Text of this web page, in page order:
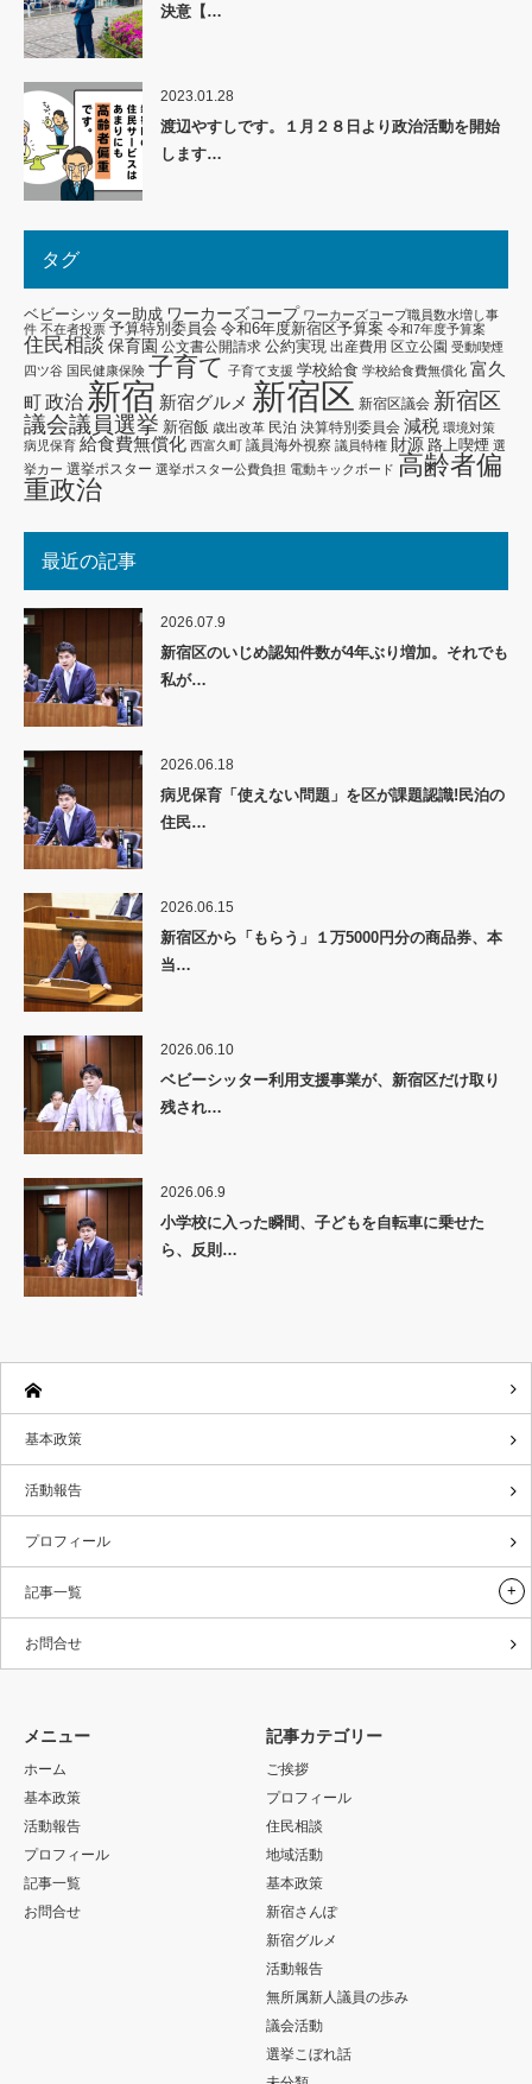
決意【…
2023.01.28
渡辺やすしです。１月２８日より政治活動を開始
します…
タグ
ベビーシッター助成 ワーカーズコープ ワーカーズコープ職員数水増し事
件 不在者投票 予算特別委員会 令和6年度新宿区予算案 令和7年度予算案
住民相談 保育園 公文書公開請求 公約実現 出産費用 区立公園 受動喫煙
四ツ谷 国民健康保険 子育て 子育て支援 学校給食 学校給食費無償化 富久
町政治 新宿 新宿グルメ 新宿区 新宿区議会 新宿区
議会議員選挙 新宿飯 歳出改革 民泊 決算特別委員会 減税 環境対策
病児保育 給食費無償化 西富久町 議員海外視察 議員特権 財源 路上喫煙 選
挙カー 選挙ポスター 選挙ポスター公費負担 電動キックボード 高齢者偏
重政治
最近の記事
2026.07.9
新宿区のいじめ認知件数が4年ぶり増加。それでも
私が…
2026.06.18
病児保育「使えない問題」を区が課題認識!民泊の
住民…
2026.06.15
新宿区から「もらう」１万5000円分の商品券、本
当…
2026.06.10
ベビーシッター利用支援事業が、新宿区だけ取り
残され…
2026.06.9
小学校に入った瞬間、子どもを自転車に乗せた
ら、反則…
基本政策
活動報告
プロフィール
記事一覧
お問合せ
メニュー
ホーム
基本政策
活動報告
プロフィール
記事一覧
お問合せ
記事カテゴリー
ご挨拶
プロフィール
住民相談
地域活動
基本政策
新宿さんぽ
新宿グルメ
活動報告
無所属新人議員の歩み
議会活動
選挙こぼれ話